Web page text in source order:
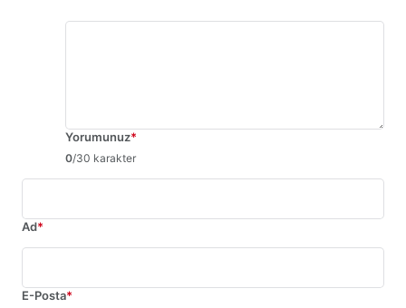
Yorumunuz*
0/30 karakter
Ad*
E-Posta*